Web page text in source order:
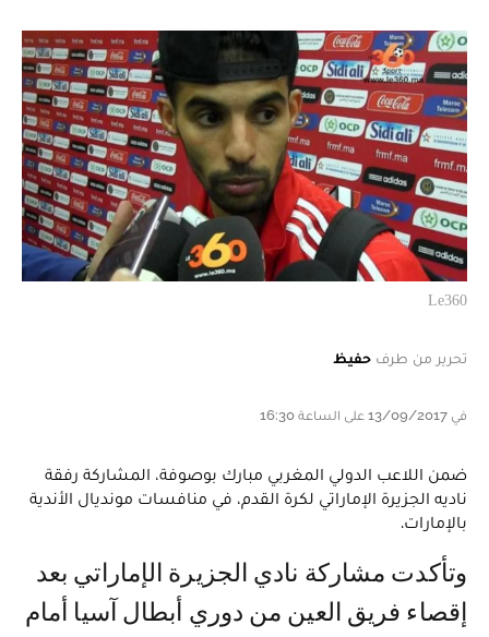
Le360
تحرير من طرف حفيظ
في 13/09/2017 على الساعة 16:30
ضمن اللاعب الدولي المغربي مبارك بوصوفة، المشاركة رفقة
ناديه الجزيرة الإماراتي لكرة القدم، في منافسات مونديال الأندية
بالإمارات.
وتأكدت مشاركة نادي الجزيرة الإماراتي بعد
إقصاء فريق العين من دوري أبطال آسيا أمام